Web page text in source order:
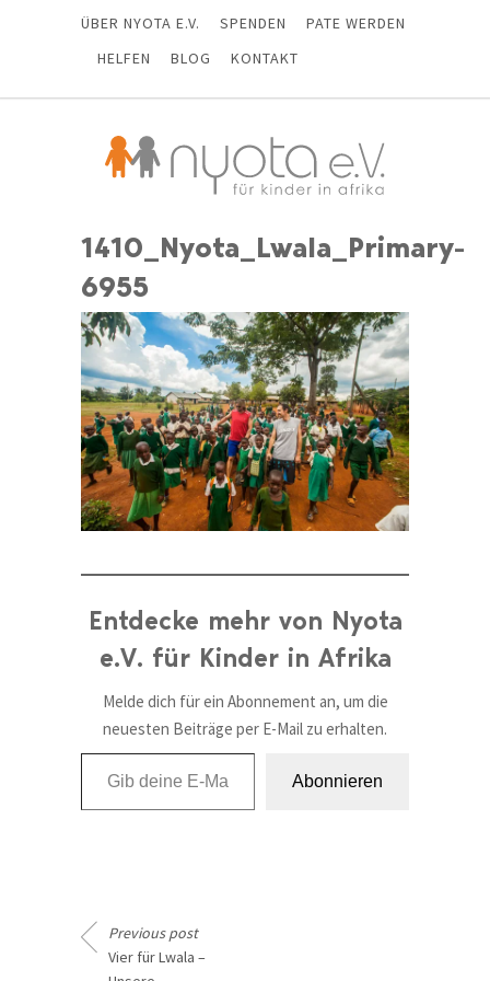
ÜBER NYOTA E.V. SPENDEN
PATE WERDEN
HELFEN
BLOG KONTAKT
1410_Nyota_Lwala_Primary-
6955
Entdecke mehr von Nyota
e.V. für Kinder in Afrika
Melde dich für ein Abonnement an, um die
neuesten Beiträge per E-Mail zu erhalten.
Gib deine E-Mail-Adresse ein ...
Abonnieren
Previous post
Vier für Lwala –